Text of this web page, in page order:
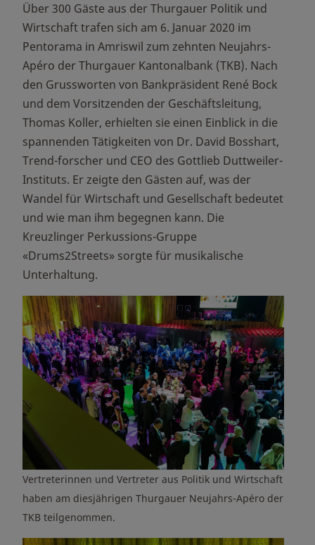
Über 300 Gäste aus der Thurgauer Politik und
Wirtschaft trafen sich am 6. Januar 2020 im
Pentorama in Amriswil zum zehnten Neujahrs-
Apéro der Thurgauer Kantonalbank (TKB). Nach
den Grussworten von Bankpräsident René Bock
und dem Vorsitzenden der Geschäftsleitung,
Thomas Koller, erhielten sie einen Einblick in die
spannenden Tätigkeiten von Dr. David Bosshart,
Trend-forscher und CEO des Gottlieb Duttweiler-
Instituts. Er zeigte den Gästen auf, was der
Wandel für Wirtschaft und Gesellschaft bedeutet
und wie man ihm begegnen kann. Die
Kreuzlinger Perkussions-Gruppe
«Drums2Streets» sorgte für musikalische
Unterhaltung.
Vertreterinnen und Vertreter aus Politik und Wirtschaft
haben am diesjährigen Thurgauer Neujahrs-Apéro der
TKB teilgenommen.